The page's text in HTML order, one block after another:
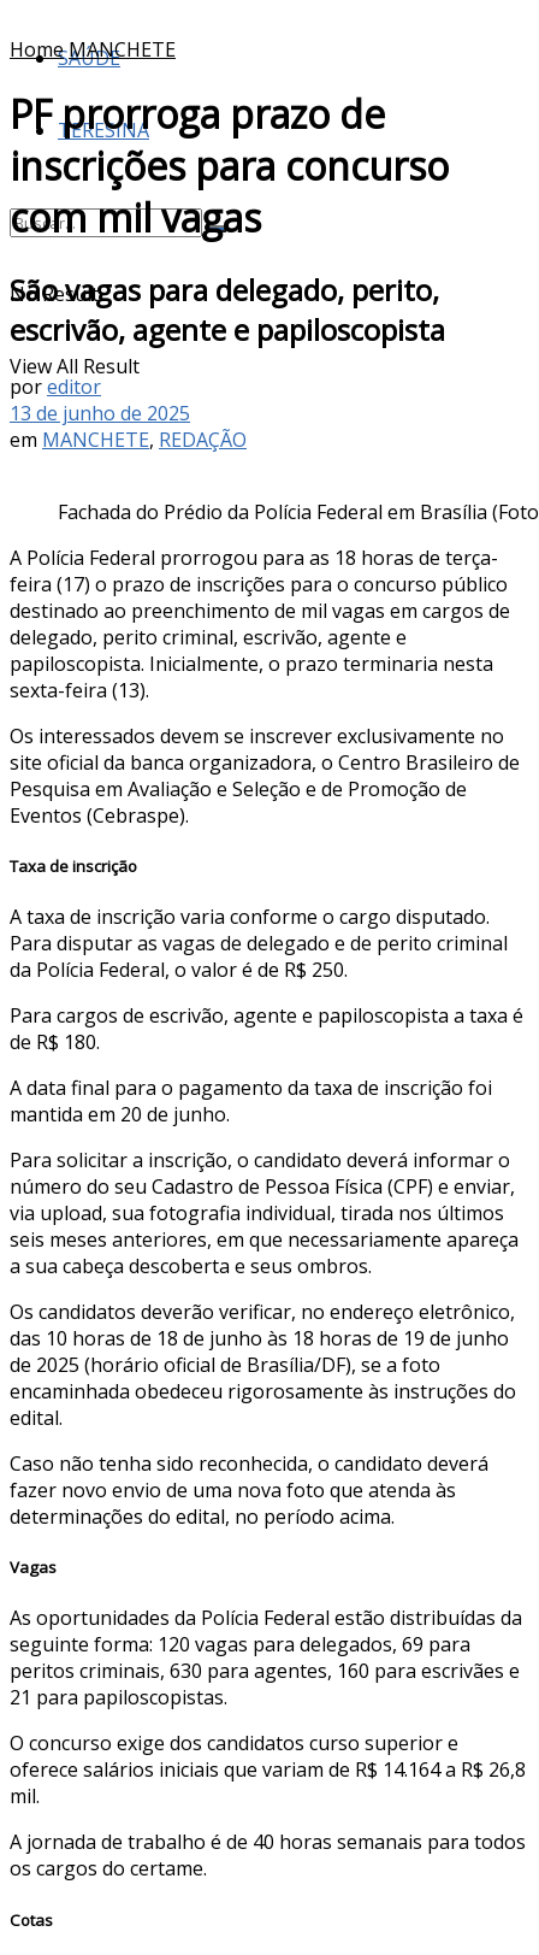
SAÚDE
TERESINA
No Result
View All Result
Home MANCHETE
PF prorroga prazo de
inscrições para concurso
com mil vagas
São vagas para delegado, perito,
escrivão, agente e papiloscopista
poreditor
13 de junho de 2025
em MANCHETE, REDAÇÃO
Fachada do Prédio da Polícia Federal em Brasília
A Polícia Federal prorrogou para as 18 horas de terça-
feira (17) o prazo de inscrições para o concurso público
destinado ao preenchimento de mil vagas em cargos de
delegado, perito criminal, escrivão, agente e
papiloscopista. Inicialmente, o prazo terminaria nesta
sexta-feira (13).
Os interessados devem se inscrever exclusivamente no
site oficial da banca organizadora, o Centro Brasileiro de
Pesquisa em Avaliação e Seleção e de Promoção de
Eventos (Cebraspe).
Taxa de inscrição
A taxa de inscrição varia conforme o cargo disputado.
Para disputar as vagas de delegado e de perito criminal
da Polícia Federal, o valor é de R$ 250.
Para cargos de escrivão, agente e papiloscopista a taxa é
de R$ 180.
A data final para o pagamento da taxa de inscrição foi
mantida em 20 de junho.
Para solicitar a inscrição, o candidato deverá informar o
número do seu Cadastro de Pessoa Física (CPF) e enviar,
via upload, sua fotografia individual, tirada nos últimos
seis meses anteriores, em que necessariamente apareça
a sua cabeça descoberta e seus ombros.
Os candidatos deverão verificar, no endereço eletrônico,
das 10 horas de 18 de junho às 18 horas de 19 de junho
de 2025 (horário oficial de Brasília/DF), se a foto
encaminhada obedeceu rigorosamente às instruções do
edital.
Caso não tenha sido reconhecida, o candidato deverá
fazer novo envio de uma nova foto que atenda às
determinações do edital, no período acima.
Vagas
As oportunidades da Polícia Federal estão distribuídas da
seguinte forma: 120 vagas para delegados, 69 para
peritos criminais, 630 para agentes, 160 para escrivães e
21 para papiloscopistas.
O concurso exige dos candidatos curso superior e
oferece salários iniciais que variam de R$ 14.164 a R$ 26,8
mil.
A jornada de trabalho é de 40 horas semanais para todos
os cargos do certame.
Cotas